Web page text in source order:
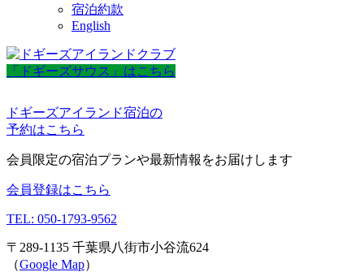
宿泊約款
English
「ドギーズサウス」はこちら
ドギーズアイランド宿泊の
予約はこちら
会員限定の宿泊プランや最新情報をお届けします
会員登録はこちら
TEL: 050-1793-9562
〒289-1135 千葉県八街市小谷流624
（Google Map）